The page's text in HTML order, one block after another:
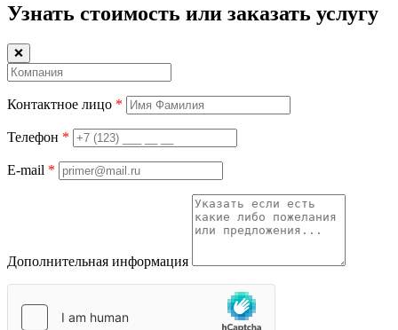
Узнать стоимость или заказать услугу
❌
Контактное лицо *
Телефон *
E-mail *
Дополнительная информация